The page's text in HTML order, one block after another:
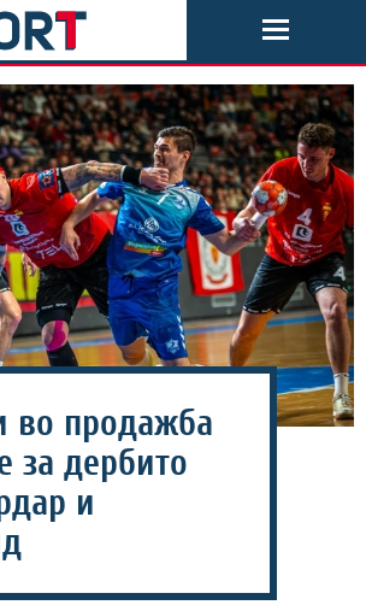
во продажба
за дербито
и